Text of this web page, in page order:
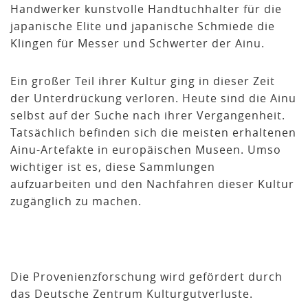
Handwerker kunstvolle Handtuchhalter für die
japanische Elite und japanische Schmiede die
Klingen für Messer und Schwerter der Ainu.
Ein großer Teil ihrer Kultur ging in dieser Zeit
der Unterdrückung verloren. Heute sind die Ainu
selbst auf der Suche nach ihrer Vergangenheit.
Tatsächlich befinden sich die meisten erhaltenen
Ainu-Artefakte in europäischen Museen. Umso
wichtiger ist es, diese Sammlungen
aufzuarbeiten und den Nachfahren dieser Kultur
zugänglich zu machen.
Die Provenienzforschung wird gefördert durch
das Deutsche Zentrum Kulturgutverluste.